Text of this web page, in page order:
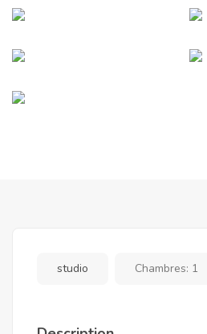
studio Chambres: 1